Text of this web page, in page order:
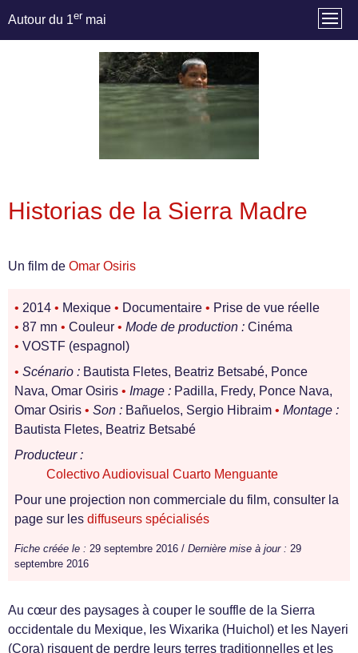
Autour du 1er mai
Historias de la Sierra Madre
Un film de Omar Osiris
• 2014 • Mexique • Documentaire • Prise de vue réelle
• 87 mn • Couleur • Mode de production : Cinéma
• VOSTF (espagnol)
• Scénario : Bautista Fletes, Beatriz Betsabé, Ponce
Nava, Omar Osiris • Image : Padilla, Fredy, Ponce Nava,
Omar Osiris • Son : Bañuelos, Sergio Hibraim • Montage :
Bautista Fletes, Beatriz Betsabé
Producteur :
Colectivo Audiovisual Cuarto Menguante
Pour une projection non commerciale du film, consulter la
page sur les diffuseurs spécialisés
Fiche créée le : 29 septembre 2016 / Dernière mise à jour : 29
septembre 2016
Au cœur des paysages à couper le souffle de la Sierra
occidentale du Mexique, les Wixarika (Huichol) et les Nayeri
(Cora) risquent de perdre leurs terres traditionnelles et les